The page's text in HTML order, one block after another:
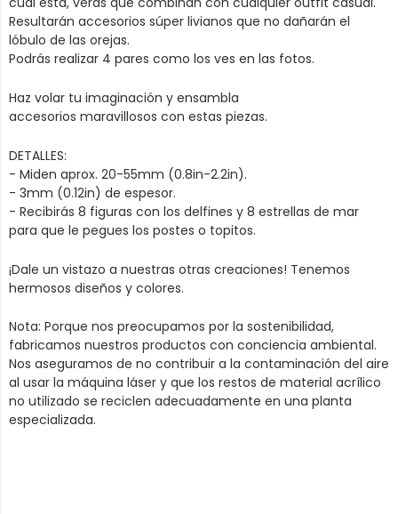
Resultarán accesorios súper livianos que no dañarán el
lóbulo de las orejas.
Podrás realizar 4 pares como los ves en las fotos.
Haz volar tu imaginación y ensambla
accesorios maravillosos con estas piezas.
DETALLES:
- Miden aprox. 20-55mm (0.8in-2.2in).
- 3mm (0.12in) de espesor.
- Recibirás 8 figuras con los delfines y 8 estrellas de mar
para que le pegues los postes o topitos.
¡Dale un vistazo a nuestras otras creaciones! Tenemos
hermosos diseños y colores.
Nota: Porque nos preocupamos por la sostenibilidad,
fabricamos nuestros productos con conciencia ambiental.
Nos aseguramos de no contribuir a la contaminación del aire
al usar la máquina láser y que los restos de material acrílico
no utilizado se reciclen adecuadamente en una planta
especializada.